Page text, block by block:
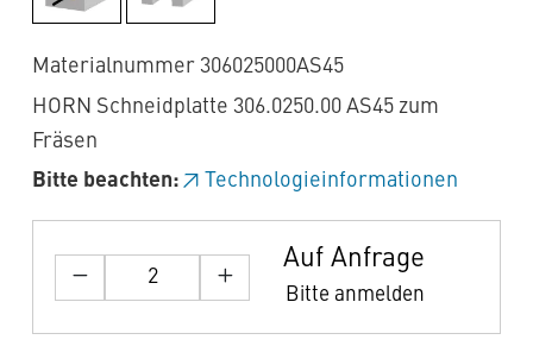
Materialnummer 306025000AS45
HORN Schneidplatte 306.0250.00 AS45 zum
Fräsen
Bitte beachten:
Technologieinformationen
Auf Anfrage
Bitte anmelden